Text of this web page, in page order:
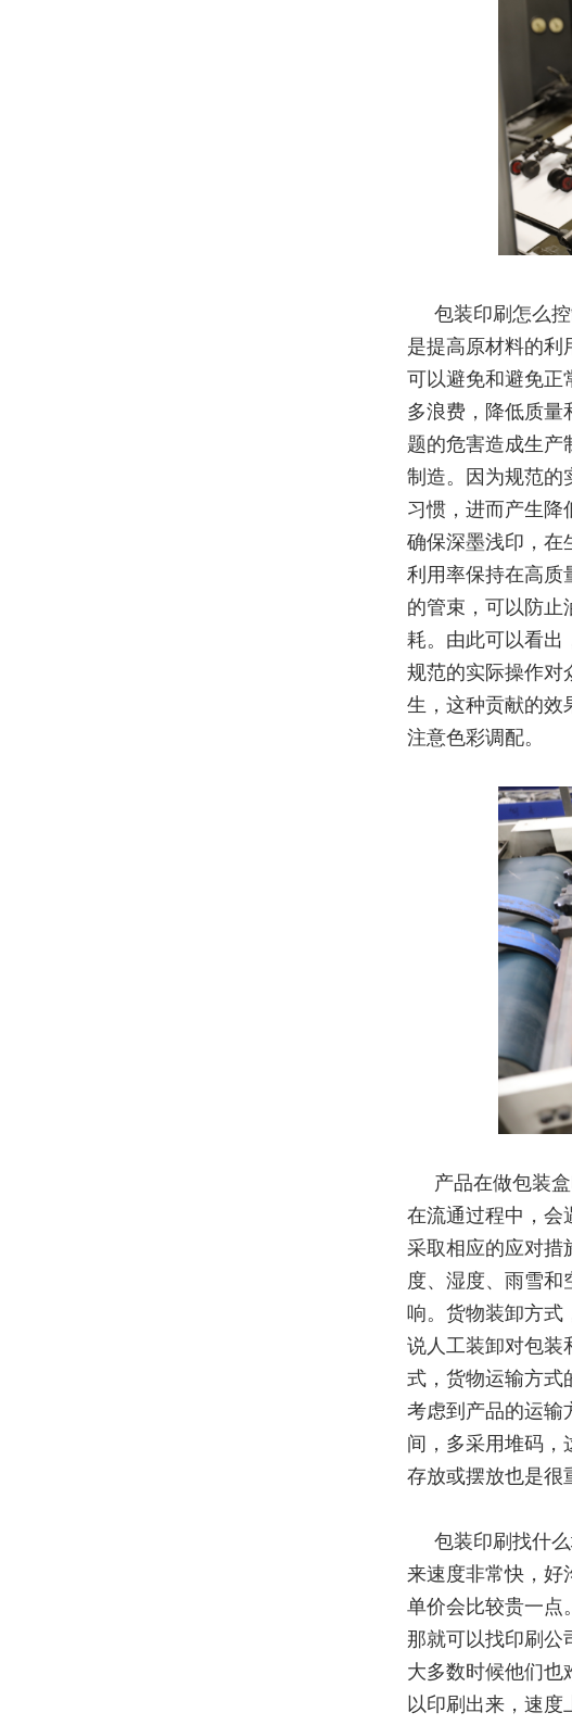
包装印刷怎么
是提高原材料的利
可以避免和避免正
多浪费，降低质量
题的危害造成生产
制造。因为规范的
习惯，进而产生降
确保深墨浅印，在
利用率保持在高质
的管束，可以防止
耗。由此可以看出
规范的实际操作对
生，这种贡献的效
注意色彩调配。
产品在做包装
在流通过程中，会
采取相应的应对措
度、湿度、雨雪和
响。货物装卸方式
说人工装卸对包装
式，货物运输方式
考虑到产品的运输
间，多采用堆码，
存放或摆放也是很
包装印刷找什
来速度非常快，好
单价会比较贵一点
那就可以找印刷公
大多数时候他们也
以印刷出来，速